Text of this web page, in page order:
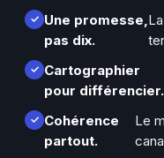
Une promesse,
pas dix.
Cartographier
pour différencier.
Cohérence
partout.
Le